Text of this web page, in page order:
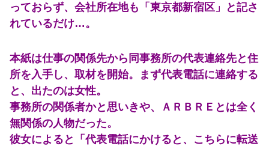
【画像】サンモニの女子アナさん、日曜の朝から素材を提供してしまう
【ニュース】 高市政権の消費税減税に反対している９人の自民党議員が全て判明！！！！ やっぱりコイツラかｗｗｗｗｗ
【悲報】ADHDとのお出かけ、大変すぎて終わるｗｗｗｗ
【画像】(tuki)ちゃん覚醒！あたシコに目覚めるwwwwwww
っておらず、会社所在地も「東京都新宿区」と記さ
れているだけ…。
本紙は仕事の関係先から同事務所の代表連絡先と住
所を入手し、取材を開始。まず代表電話に連絡する
と、出たのは女性。
事務所の関係者かと思いきや、ＡＲＢＲＥとは全く
無関係の人物だった。
彼女によると「代表電話にかけると、こちらに転送